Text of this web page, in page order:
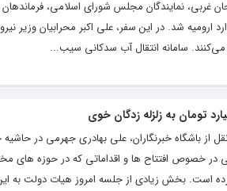
غربی، نمایندگان مجلس شورای اسلامی،
ارومیه شد. در این سفر، علی اکبر محرابیان وزیر
سامانه انتقال آب سدکانی سیب...
از باشگاه خبرنگاران، علی بهادری جهرمی در
خصوص افتتاح ها و اقداماتی که در حوزه های
است. بخش زیادی از جلسه امروز هیات دولت به